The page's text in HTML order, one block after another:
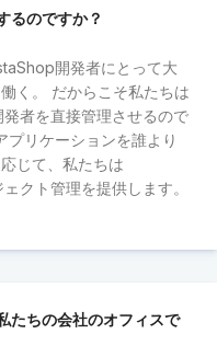
るのですか？
開発者にとって大
く。 だからこそ私たちは
者を直接管理させるので
リケーションを誰より
じて、私たちは
クト管理を提供します。
ちの会社のオフィスで